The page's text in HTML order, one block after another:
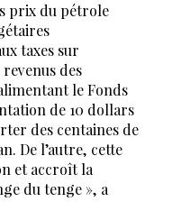
prix du pétrole
taxes sur
des
le Fonds
de 10 dollars
des centaines de
De l’autre, cette
et accroît la
du tenge », a